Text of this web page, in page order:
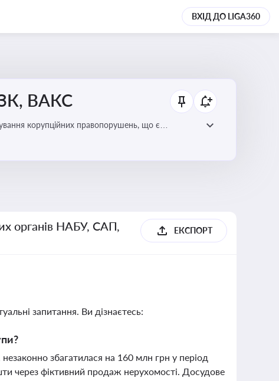
ВХІД ДО LIGA360
ВАКС
корупційних правопорушень, що є
органів НАБУ, САП,
ЕКСПОРТ
запитання. Ви дізнаєтесь:
збагатилася на 160 млн грн у період
через фіктивний продаж нерухомості. Досудове